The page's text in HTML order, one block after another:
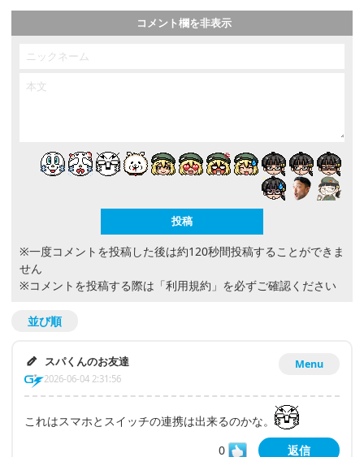
コメント欄を非表示
※一度コメントを投稿した後は約120秒間投稿することができま
せん
※コメントを投稿する際は 「利用規約」 を必ずご確認ください
並び順
Menu
スパくんのお友達
2026-06-04 2:31:56
これはスマホとスイッチの連携は出来るのかな。
0
返信